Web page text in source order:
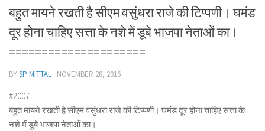
बहुत मायने रखती है सीएम वसुंधरा राजे की टिप्पणी। घमंड
दूर होना चाहिए सत्ता के नशे में डूबे भाजपा नेताओं का।
=====================
BYSP MITTAL · NOVEMBER 28, 2016
#2007
बहुत मायने रखती है सीएम वसुंधरा राजे की टिप्पणी। घमंड दूर होना चाहिए सत्ता के
नशे में डूबे भाजपा नेताओं का।